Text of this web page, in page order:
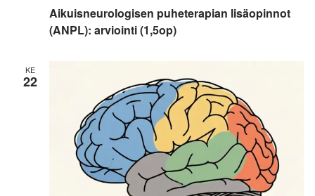
Aikuisneurologisen puheterapian lisäopinnot
(ANPL): arviointi (1,5op)
KE
22